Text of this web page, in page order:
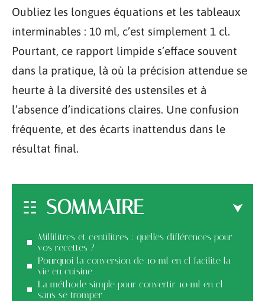
Oubliez les longues équations et les tableaux
interminables : 10 ml, c’est simplement 1 cl.
Pourtant, ce rapport limpide s’efface souvent
dans la pratique, là où la précision attendue se
heurte à la diversité des ustensiles et à
l’absence d’indications claires. Une confusion
fréquente, et des écarts inattendus dans le
résultat final.
SOMMAIRE
Millilitres et centilitres : quelles différences pour
vos recettes ?
Pourquoi la conversion de 10 ml en cl facilite la
vie en cuisine
La méthode simple pour convertir 10 ml en cl
sans se tromper